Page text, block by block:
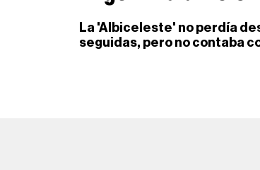
La 'Albiceleste' no perdía
seguidas, pero no contaba